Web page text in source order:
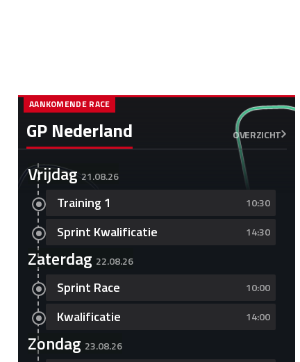
GP Nederland OVERZICHT
AANKOMENDE RACE
Vrijdag 21.08.26
Training 1 10:30
Sprint Kwalificatie 14:30
Zaterdag 22.08.26
Sprint Race 10:00
Kwalificatie 14:00
Zondag 23.08.26